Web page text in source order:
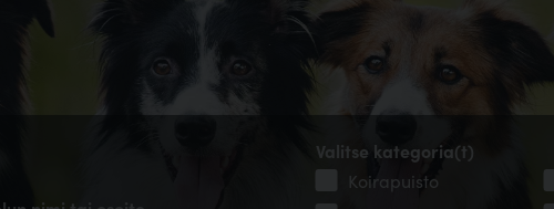
Valitse kategoria(t)
Koirapuisto